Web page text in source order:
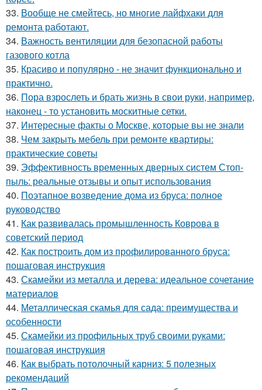
33. Вообще не смейтесь, но многие лайфхаки для
ремонта работают.
34. Важность вентиляции для безопасной работы
газового котла
35. Красиво и популярно - не значит функционально и
практично.
36. Пора взрослеть и брать жизнь в свои руки, например,
наконец - то установить москитные сетки.
37. Интересные факты о Москве, которые вы не знали
38. Чем закрыть мебель при ремонте квартиры:
практические советы
39. Эффективность временных дверных систем Стоп-
пыль: реальные отзывы и опыт использования
40. Поэтапное возведение дома из бруса: полное
руководство
41. Как развивалась промышленность Коврова в
советский период
42. Как построить дом из профилированного бруса:
пошаговая инструкция
43. Скамейки из металла и дерева: идеальное сочетание
материалов
44. Металлическая скамья для сада: преимущества и
особенности
45. Скамейки из профильных труб своими руками:
пошаговая инструкция
46. Как выбрать потолочный карниз: 5 полезных
рекомендаций